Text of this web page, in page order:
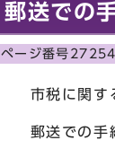
郵送での
ページ番号
市税に関す
郵送での手